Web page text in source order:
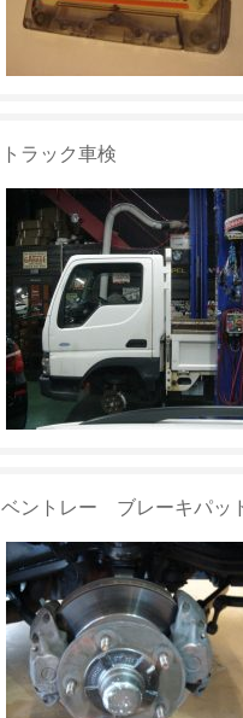
トラック車検
ベントレー ブレーキパッ